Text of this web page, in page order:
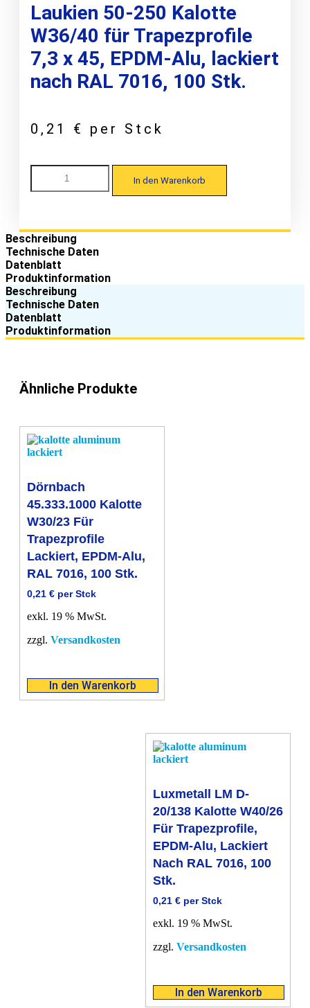
Laukien 50-250 Kalotte
W36/40 für Trapezprofile
7,3 x 45, EPDM-Alu, lackiert
nach RAL 7016, 100 Stk.
0,21 € per Stck
250
für
Trapezprofile
7,3
x
45,
EPDM-
Alu,
lackiert
nach
Stk.
Menge
In den Warenkorb
Beschreibung
Technische Daten
Datenblatt
Produktinformation
Beschreibung
Technische Daten
Datenblatt
Produktinformation
Ähnliche Produkte
Dörnbach
45.333.1000 Kalotte
W30/23 Für
Trapezprofile
Lackiert, EPDM-Alu,
RAL 7016, 100 Stk.
0,21 € per Stck
exkl. 19 % MwSt.
zzgl. Versandkosten
In den Warenkorb
Luxmetall LM D-
20/138 Kalotte W40/26
Für Trapezprofile,
EPDM-Alu, Lackiert
Nach RAL 7016, 100
Stk.
0,21 € per Stck
exkl. 19 % MwSt.
zzgl. Versandkosten
In den Warenkorb